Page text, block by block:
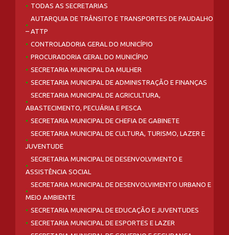
TODAS AS SECRETARIAS
AUTARQUIA DE TRÂNSITO E TRANSPORTES DE PAUDALHO
– ATTP
CONTROLADORIA GERAL DO MUNICÍPIO
PROCURADORIA GERAL DO MUNICÍPIO
SECRETARIA MUNICIPAL DA MULHER
SECRETARIA MUNICIPAL DE ADMINISTRAÇÃO E FINANÇAS
SECRETARIA MUNICIPAL DE AGRICULTURA,
ABASTECIMENTO, PECUÁRIA E PESCA
SECRETARIA MUNICIPAL DE CHEFIA DE GABINETE
SECRETARIA MUNICIPAL DE CULTURA, TURISMO, LAZER E
JUVENTUDE
SECRETARIA MUNICIPAL DE DESENVOLVIMENTO E
ASSISTÊNCIA SOCIAL
SECRETARIA MUNICIPAL DE DESENVOLVIMENTO URBANO E
MEIO AMBIENTE
SECRETARIA MUNICIPAL DE EDUCAÇÃO E JUVENTUDES
SECRETARIA MUNICIPAL DE ESPORTES E LAZER